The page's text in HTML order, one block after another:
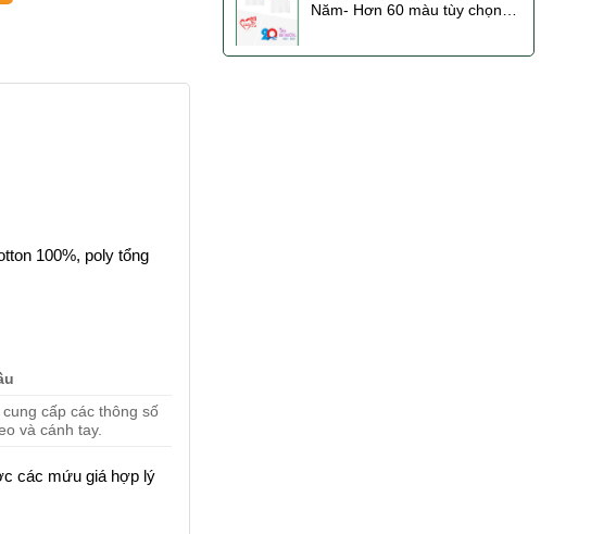
100%, poly tổng
cấp các thông số
và cánh tay.
các mứu giá hợp lý
Năm- Hơn 60 màu tùy chọn